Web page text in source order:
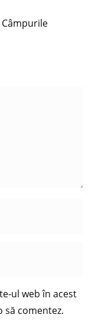
Câmpurile
ul web în acest
comentez.